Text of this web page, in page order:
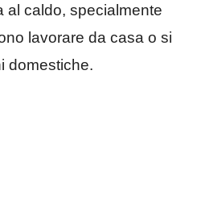
al caldo, specialmente
lavorare da casa o si
domestiche.